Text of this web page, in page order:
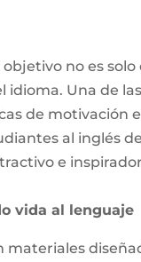
no es
idioma. Una de
de motivación
al inglés
e
vida al lenguaje
materiales